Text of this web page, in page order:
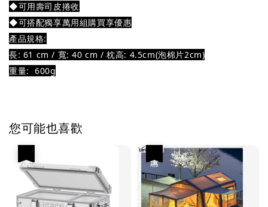
◆可用壽司皮捲收
◆可搭配獨享萬用組購買享優惠
產品規格:
長: 61 cm / 寬: 40 cm / 枕高: 4.5cm(泡棉片2cm)
重量:  600g
您可能也喜歡